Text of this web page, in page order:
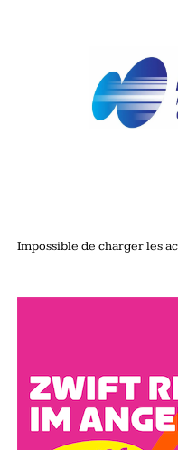
Impossible de charger les